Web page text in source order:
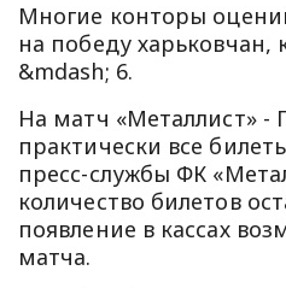
Многие конторы
на победу харьковчан,
&mdash; 6.
На матч «Металлист»
практически все
пресс-службы ФК
количество билетов
появление в кассах
матча.